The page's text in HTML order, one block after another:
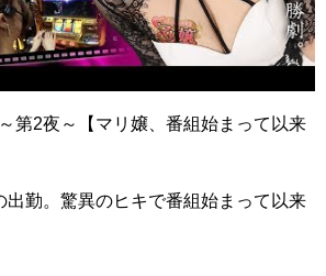
第2夜～【マリ嬢、番組始まって以来
出勤。驚異のヒキで番組始まって以来